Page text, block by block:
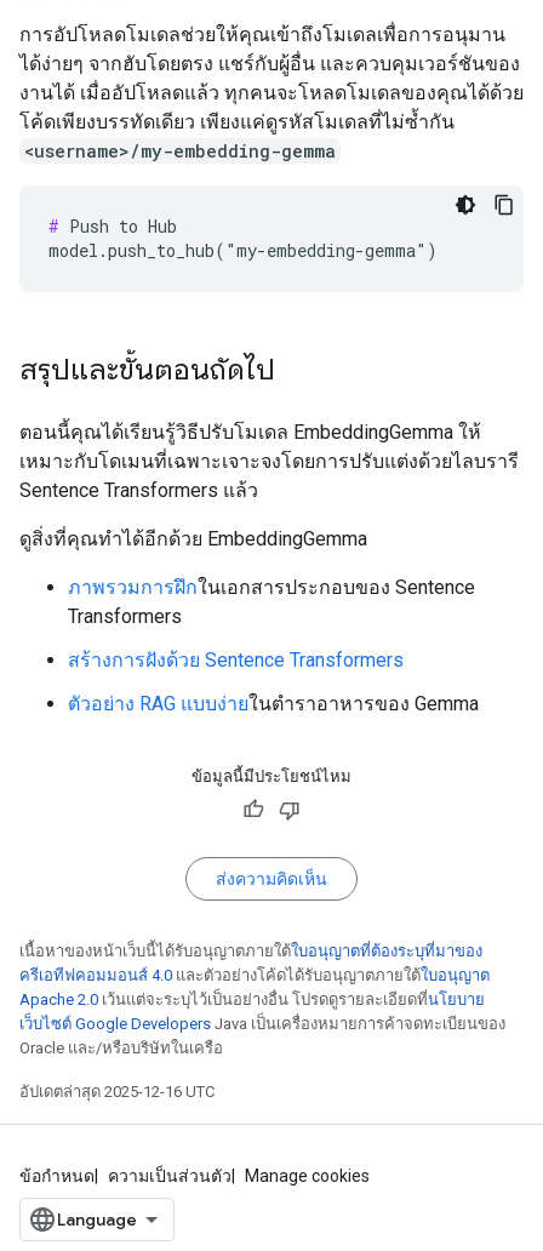
การอัปโหลดโมเดลช่วยให้คุณเข้าถึงโมเดลเพื่อการอนุมาน
ได้ง่ายๆ จากฮับโดยตรง แชร์กับผู้อื่น และควบคุมเวอร์ชันของ
งานได้ เมื่ออัปโหลดแล้ว ทุกคนจะโหลดโมเดลของคุณได้ด้วย
โค้ดเพียงบรรทัดเดียว เพียงแค่ดูรหัสโมเดลที่ไม่ซ้ำกัน
<username>/my-embedding-gemma
# Push to Hub
สรุปและขั้นตอนถัดไป
ตอนนี้คุณได้เรียนรู้วิธีปรับโมเดล EmbeddingGemma ให้
เหมาะกับโดเมนที่เฉพาะเจาะจงโดยการปรับแต่งด้วยไลบรารี
Sentence Transformers แล้ว
ดูสิ่งที่คุณทำได้อีกด้วย EmbeddingGemma
ภาพรวมการฝึกในเอกสารประกอบของ Sentence
Transformers
สร้างการฝังด้วย Sentence Transformers
ตัวอย่าง RAG แบบง่ายในตำราอาหารของ Gemma
ข้อมูลนี้มีประโยชน์ไหม
ส่งความคิดเห็น
เนื้อหาของหน้าเว็บนี้ได้รับอนุญาตภายใต้ใบอนุญาตที่ต้องระบุที่มาของ
ครีเอทีฟคอมมอนส์ 4.0 และตัวอย่างโค้ดได้รับอนุญาตภายใต้ใบอนุญาต
Apache 2.0 เว้นแต่จะระบุไว้เป็นอย่างอื่น โปรดดูรายละเอียดที่นโยบาย
เว็บไซต์ Google Developers Java เป็นเครื่องหมายการค้าจดทะเบียนของ
Oracle และ/หรือบริษัทในเครือ
อัปเดตล่าสุด 2025-12-16 UTC
ข้อกำหนด ความเป็นส่วนตัว Manage cookies